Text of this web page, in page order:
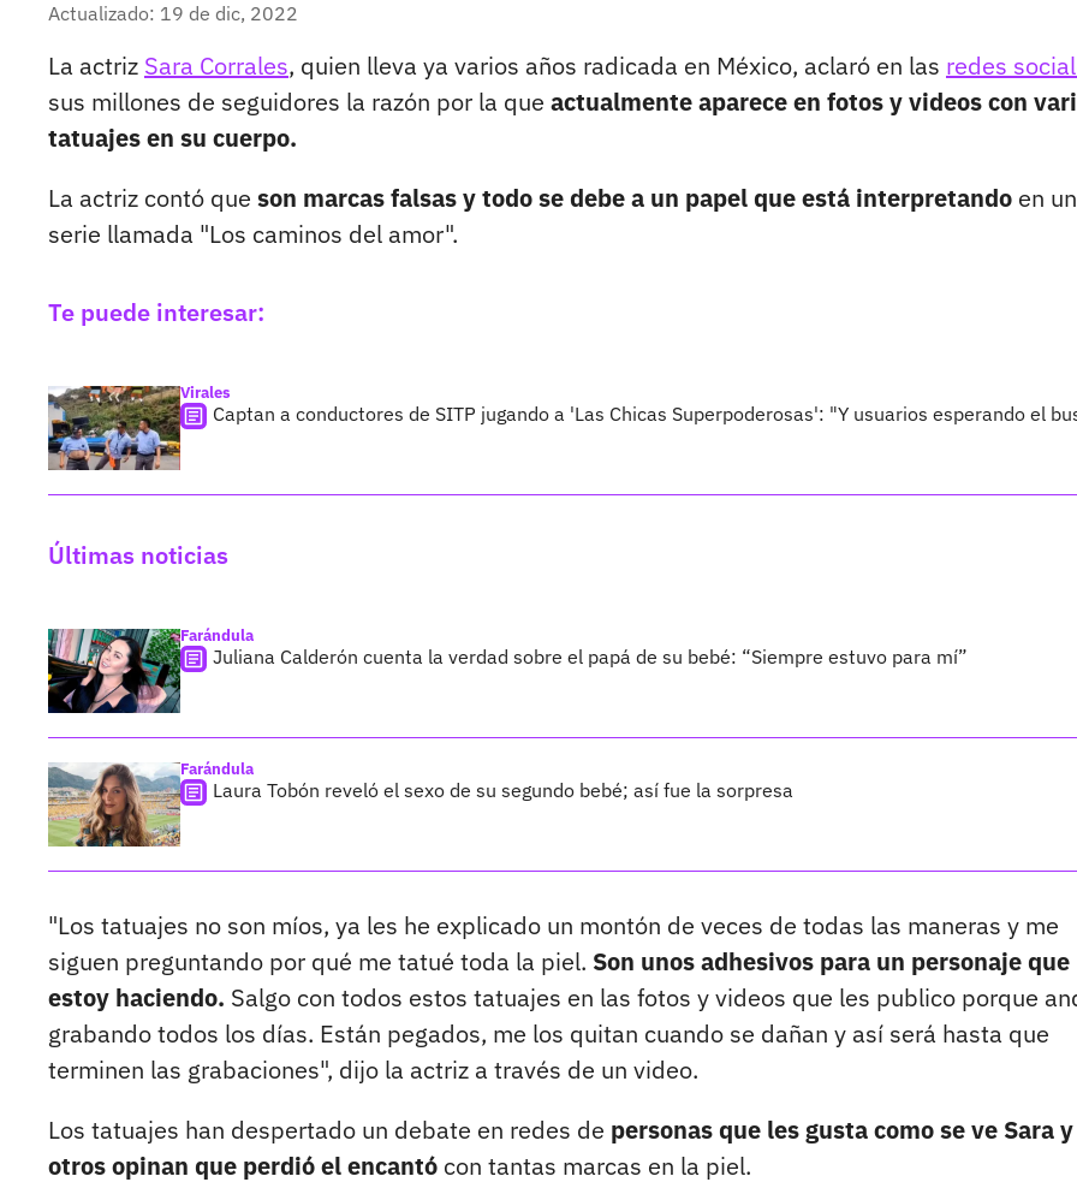
Actualizado: 19 de dic, 2022
La actriz Sara Corrales, quien lleva ya varios años radicada en México, aclaró en las redes
sus millones de seguidores la razón por la que actualmente aparece en fotos y videos con
tatuajes en su cuerpo.
La actriz contó que son marcas falsas y todo se debe a un papel que está interpretando en
serie llamada "Los caminos del amor".
Te puede interesar:
Virales
Captan a conductores de SITP jugando a 'Las Chicas Superpoderosas': "Y usuarios esperando el
Últimas noticias
Farándula
Juliana Calderón cuenta la verdad sobre el papá de su bebé: “Siempre estuvo para mí”
Farándula
Laura Tobón reveló el sexo de su segundo bebé; así fue la sorpresa
"Los tatuajes no son míos, ya les he explicado un montón de veces de todas las maneras y me
siguen preguntando por qué me tatué toda la piel. Son unos adhesivos para un personaje que
estoy haciendo. Salgo con todos estos tatuajes en las fotos y videos que les publico porque
grabando todos los días. Están pegados, me los quitan cuando se dañan y así será hasta que
terminen las grabaciones", dijo la actriz a través de un video.
Los tatuajes han despertado un debate en redes de personas que les gusta como se ve Sara y
otros opinan que perdió el encantó con tantas marcas en la piel.